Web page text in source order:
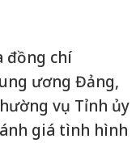
đồng chí
ương Đảng,
vụ Tỉnh ủy
giá tình hình